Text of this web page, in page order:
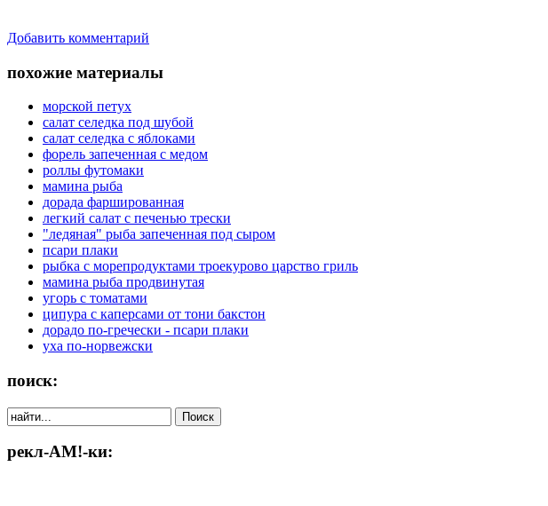
Добавить комментарий
похожие материалы
морской петух
салат селедка под шубой
салат селедка с яблоками
форель запеченная с медом
роллы футомаки
мамина рыба
дорада фаршированная
легкий салат с печенью трески
"ледяная" рыба запеченная под сыром
псари плаки
рыбка с морепродуктами троекурово царство гриль
мамина рыба продвинутая
угорь с томатами
ципура с каперсами от тони бакстон
дорадо по-гречески - псари плаки
уха по-норвежски
поиск:
рекл-АМ!-ки: